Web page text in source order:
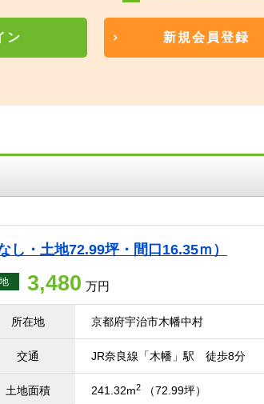
ン 新規会員登録
・土地72.99坪・間口16.35ｍ）
3,480 万円
所在地 京都府宇治市木幡中村
交通 JR奈良線「木幡」駅 徒歩8分
土地面積 241.32m2 （72.99坪）